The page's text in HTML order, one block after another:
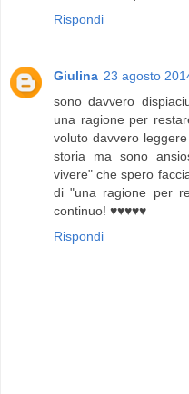
Rispondi
Giulina 23 agosto
sono davvero
una ragione per
voluto davvero
storia ma sono
vivere" che spero
di "una ragione per
continuo! ♥♥♥♥♥
Rispondi